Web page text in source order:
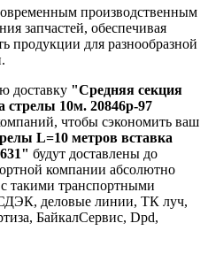
производственным
запчастей, обеспечивая
продукции для разнообразной
доставку "Средняя секция
стрелы 10м. 20846р-97
чтобы сэкономить ваш
L=10 метров вставка
будут доставлены до
компании абсолютно
такими транспортными
деловые линии, ТК луч,
БайкалСервис, Dpd,